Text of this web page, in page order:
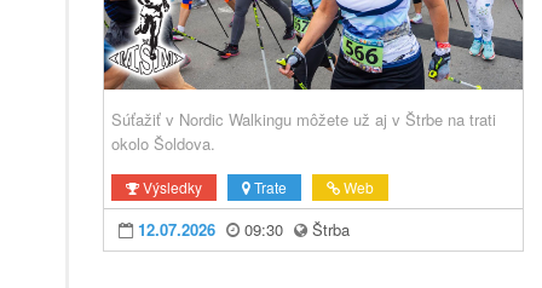
Súťažiť v Nordic Walkingu môžete už aj v Štrbe na trati
okolo Šoldova.
Výsledky Trate Web
12.07.2026 09:30 Štrba